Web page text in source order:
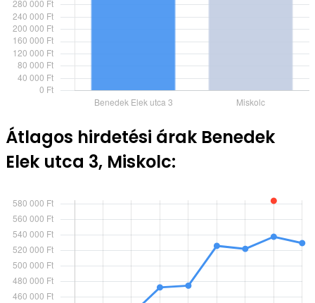
Átlagos hirdetési árak Benedek
Elek utca 3, Miskolc: